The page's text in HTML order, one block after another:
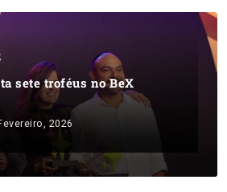
sete troféus no BeX
2026